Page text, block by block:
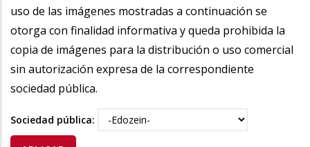
uso de las imágenes mostradas a continuación se
otorga con finalidad informativa y queda prohibida la
copia de imágenes para la distribución o uso comercial
sin autorización expresa de la correspondiente
sociedad pública.
Sociedad pública: